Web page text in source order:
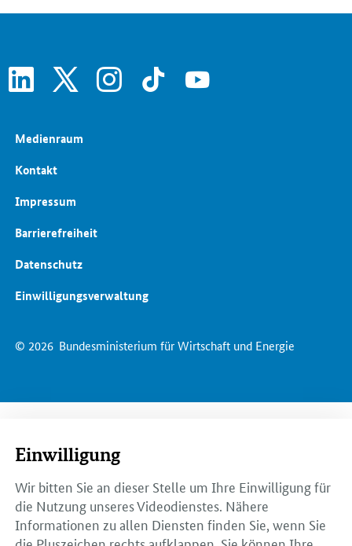
linkedin instagram tiktok youtube
© 2026 Bundesministerium für Wirtschaft und Energie
Medienraum
Kontakt
Impressum
Barrierefreiheit
Datenschutz
Einwilligungsverwaltung
Einwilligung
Wir bitten Sie an dieser Stelle um Ihre Einwilligung für
die Nutzung unseres Videodienstes. Nähere
Informationen zu allen Diensten finden Sie, wenn Sie